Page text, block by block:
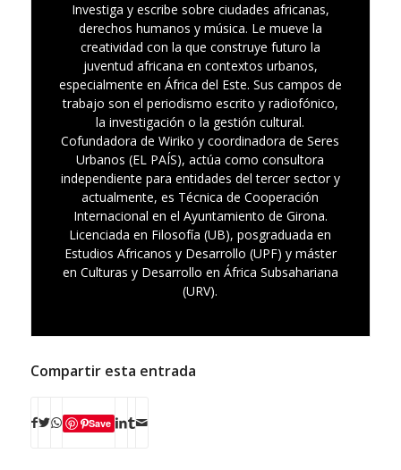
Investiga y escribe sobre ciudades africanas,
derechos humanos y música. Le mueve la
creatividad con la que construye futuro la
juventud africana en contextos urbanos,
especialmente en África del Este. Sus campos de
trabajo son el periodismo escrito y radiofónico,
la investigación o la gestión cultural.
Cofundadora de Wiriko y coordinadora de Seres
Urbanos (EL PAÍS), actúa como consultora
independiente para entidades del tercer sector y
actualmente, es Técnica de Cooperación
Internacional en el Ayuntamiento de Girona.
Licenciada en Filosofía (UB), posgraduada en
Estudios Africanos y Desarrollo (UPF) y máster
en Culturas y Desarrollo en África Subsahariana
(URV).
Compartir esta entrada
Save